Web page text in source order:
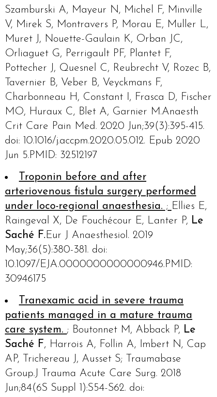
Szamburski A, Mayeur N, Michel F, Minville
V, Mirek S, Montravers P, Morau E, Muller L,
Muret J, Nouette-Gaulain K, Orban JC,
Orliaguet G, Perrigault PF, Plantet F,
Pottecher J, Quesnel C, Reubrecht V, Rozec B,
Tavernier B, Veber B, Veyckmans F,
Charbonneau H, Constant I, Frasca D, Fischer
MO, Huraux C, Blet A, Garnier M.Anaesth
Crit Care Pain Med. 2020 Jun;39(3):395-415.
doi: 10.1016/j.accpm.2020.05.012. Epub 2020
Jun 5.PMID: 32512197
Troponin before and after
arteriovenous fistula surgery performed
under loco-regional anaesthesia. ; Ellies E,
Raingeval X, De Fouchécour E, Lanter P, Le
Saché F.Eur J Anaesthesiol. 2019
May;36(5):380-381. doi:
10.1097/EJA.0000000000000946.PMID:
30946175
Tranexamic acid in severe trauma
patients managed in a mature trauma
care system. ; Boutonnet M, Abback P, Le
Saché F, Harrois A, Follin A, Imbert N, Cap
AP, Trichereau J, Ausset S; Traumabase
Group.J Trauma Acute Care Surg. 2018
Jun;84(6S Suppl 1):S54-S62. doi: